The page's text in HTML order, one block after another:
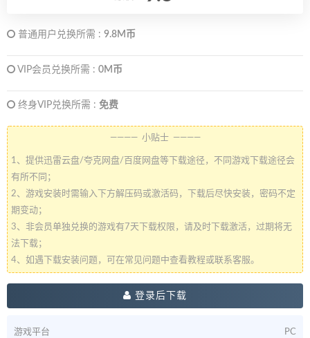
普通用户兑换所需 : 9.8M币
VIP会员兑换所需 : 0M币
终身VIP兑换所需 : 免费
———— 小贴士 ————
1、提供迅雷云盘/夸克网盘/百度网盘等下载途径，不同游戏下载途径会
有所不同；
2、游戏安装时需输入下方解压码或激活码，下载后尽快安装，密码不定
期变动；
3、非会员单独兑换的游戏有7天下载权限，请及时下载激活，过期将无
法下载；
4、如遇下载安装问题，可在常见问题中查看教程或联系客服。
登录后下载
游戏平台 PC